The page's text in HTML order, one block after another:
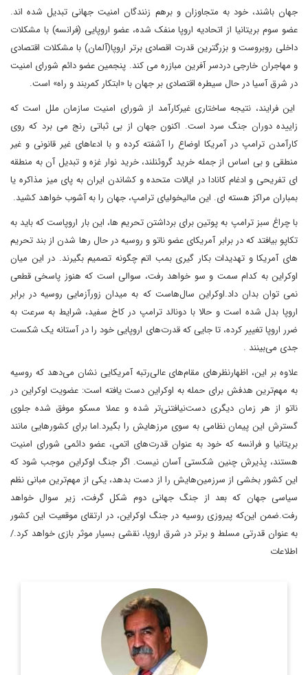
جهان باشند، خود به متجاوزان و برهم زنندگان امنیت جهانی تبدیل شده اند.
عضو سوم بریتانیا از اتحادیه اروپا منفک شده، عضو اروپایی (فرانسه) با مشکلات
داخلی روبروست و بزرگترین قدرت اقصادی برتر اروپا(آلمان) با مشکلات اقتصادی
و مهاجران خارجی دردسر آفرین مبازره می کند. پنجمین عضو دائم شورای امنیت
در شرق آسیا در حال سیطره اقتصادی بر جهان با «ابتکار کمربند و راه» است.
این فرایند، نتیجه ساختاری غیرکارآمد از شورای امنیت سازمان ملل است که
زاییده دوران جنگ سرد است. اکنون جهان از بی ثباتی رنج می برد که روی
کارآمدن ترامپ در آمریکا اوضاع را آشفته کرده و با ادعاهای غیر قانونی و غیر
منطقی و بی اساس از جمله خرید گروئنلند، خرید نوار غزه و تبدیل آن به منطقه
ای تفریحی و ادغام کانادا در ایالات متحده و کشاندن ایران به پای میز مذاکره یا
بمباران مراکز هسته ای. این مالیخولیای ترامپ، جهان را به آشوب خواهد کشید.
با چراغ سبز ترامپ به پوتین برای برداشتن تحریم ها، این بار اروپاست که باید به
تکاپو بیافتد که در برابر آمریکای عضو ناتو و روسیه در حال رها شدن از بند تحریم
های آمریکا و تهدیدات بکار گیری بمب اتم چگونه تصمیم بگیرند. در این میان
اوکراین به کدام سمت و سو خواهد رفت، سوالی است که هنوز پاسخی قطعی
نمی توان بدان داد.اوکراین سال‌هاست که به میدان زورآزمایی روسیه در برابر
اروپا بدل شده است و حالا با دونالد ترامپ در کاخ سفید، شرایط به سرعت به
ضرر اروپا تغییر کرده، تا جایی که قدرت‌های اروپایی خود را در آستانه یک شکست
جدی می‌بینند .
علاوه بر این، اظهارنظرهای مقام‌های عالی‌رتبه آمریکایی نشان می‌دهد که روسیه
به مهم‌ترین هدفش برای حمله به اوکراین دست یافته است: عضویت اوکراین در
ناتو از هر زمان دیگری دست‌نیافتنی‌تر شده و عملا مسکو موفق شده جلوی
گسترش این پیمان نظامی به سوی مرزهایش را بگیرد.اما برای کشورهایی مانند
بریتانیا و فرانسه که خود به عنوان قدرت‌های اتمی، عضو دائمی شورای امنیت
هستند، پذیرش چنین شکستی آسان نیست. اگر جنگ اوکراین موجب شود که
این کشور بخشی از سرزمین‌هایش را از دست بدهد، یکی از مهم‌ترین مبانی نظم
سیاسی جهان که بعد از جنگ جهانی دوم شکل گرفت، زیر سوال خواهد
رفت.ضمن این‌که پیروزی روسیه در جنگ اوکراین، در ارتقای موقعیت این کشور
به عنوان قدرتی مسلط و برتر در شرق اروپا، نقشی بسیار موثر بازی خواهد کرد./
اطلاعات
استادیار جغرافیای سیاسی، دانشکده مطالعات جهان دانشگاه تهران
اطلاعات بیشتر